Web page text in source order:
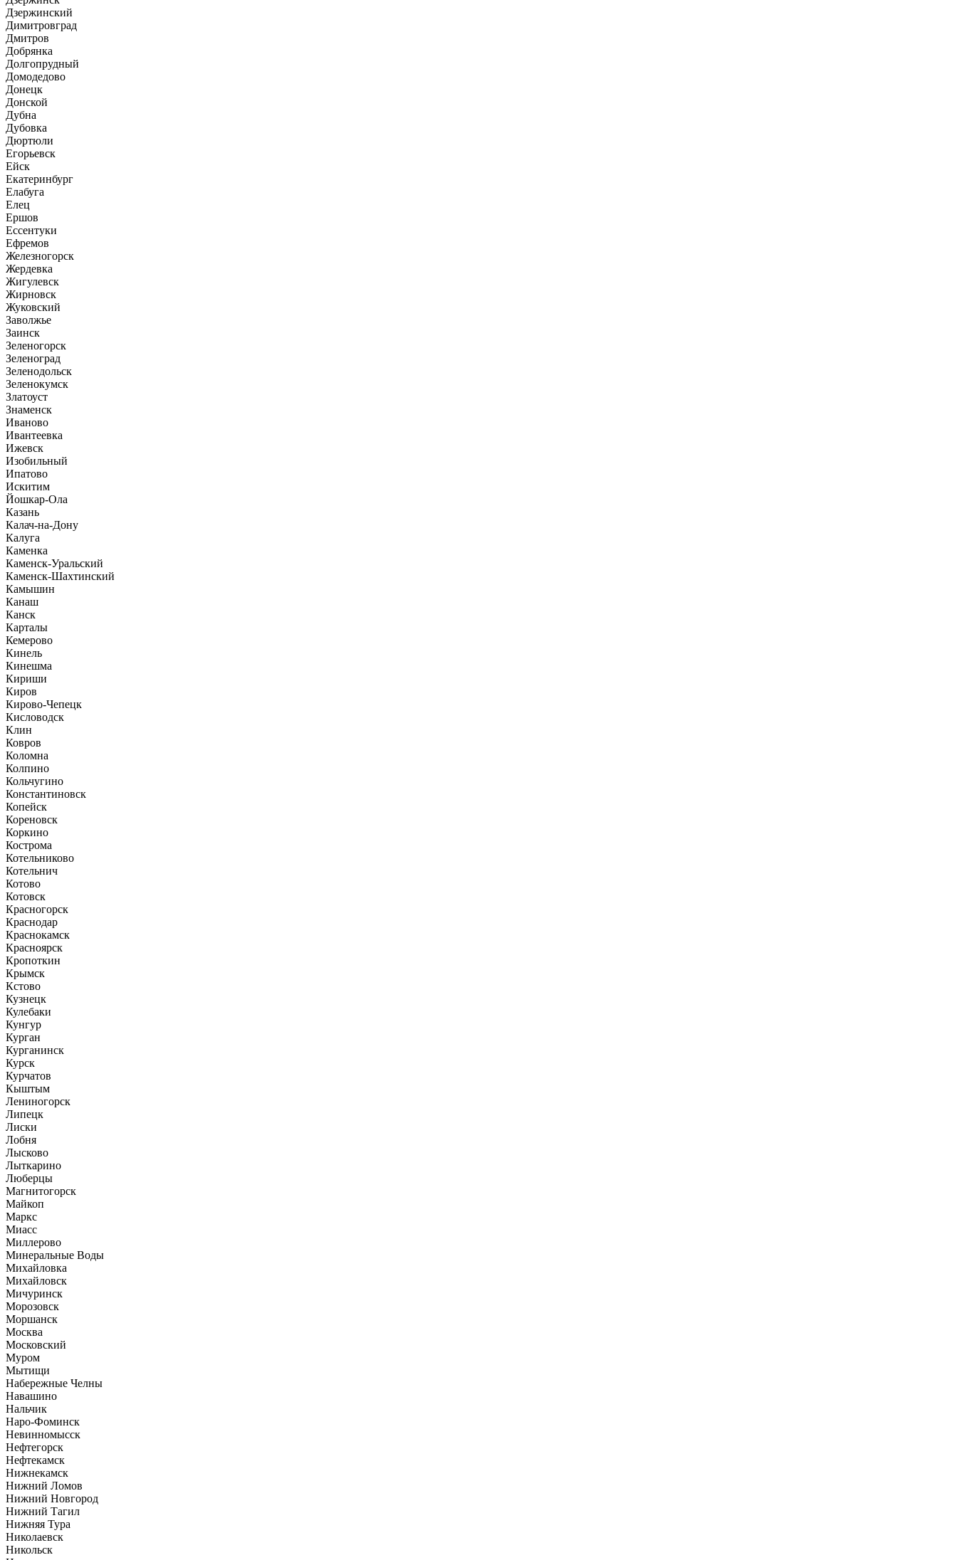
Дзержинский
Димитровград
Дмитров
Добрянка
Долгопрудный
Домодедово
Донецк
Донской
Дубна
Дубовка
Дюртюли
Егорьевск
Ейск
Екатеринбург
Елабуга
Елец
Ершов
Ессентуки
Ефремов
Железногорск
Жердевка
Жигулевск
Жирновск
Жуковский
Заволжье
Заинск
Зеленогорск
Зеленоград
Зеленодольск
Зеленокумск
Златоуст
Знаменск
Иваново
Ивантеевка
Ижевск
Изобильный
Ипатово
Искитим
Йошкар-Ола
Казань
Калач-на-Дону
Калуга
Каменка
Каменск-Уральский
Каменск-Шахтинский
Камышин
Канаш
Канск
Карталы
Кемерово
Кинель
Кинешма
Кириши
Киров
Кирово-Чепецк
Кисловодск
Клин
Ковров
Коломна
Колпино
Кольчугино
Константиновск
Копейск
Кореновск
Коркино
Кострома
Котельниково
Котельнич
Котово
Котовск
Красногорск
Краснодар
Краснокамск
Красноярск
Кропоткин
Крымск
Кстово
Кузнецк
Кулебаки
Кунгур
Курган
Курганинск
Курск
Курчатов
Кыштым
Лениногорск
Липецк
Лиски
Лобня
Лысково
Лыткарино
Люберцы
Магнитогорск
Майкоп
Маркс
Миасс
Миллерово
Минеральные Воды
Михайловка
Михайловск
Мичуринск
Морозовск
Моршанск
Москва
Московский
Муром
Мытищи
Набережные Челны
Навашино
Нальчик
Наро-Фоминск
Невинномысск
Нефтегорск
Нефтекамск
Нижнекамск
Нижний Ломов
Нижний Новгород
Нижний Тагил
Нижняя Тура
Николаевск
Никольск